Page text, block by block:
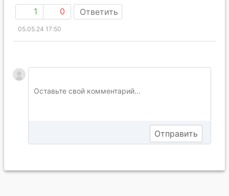
1 0 Ответить
05.05.24 17:50